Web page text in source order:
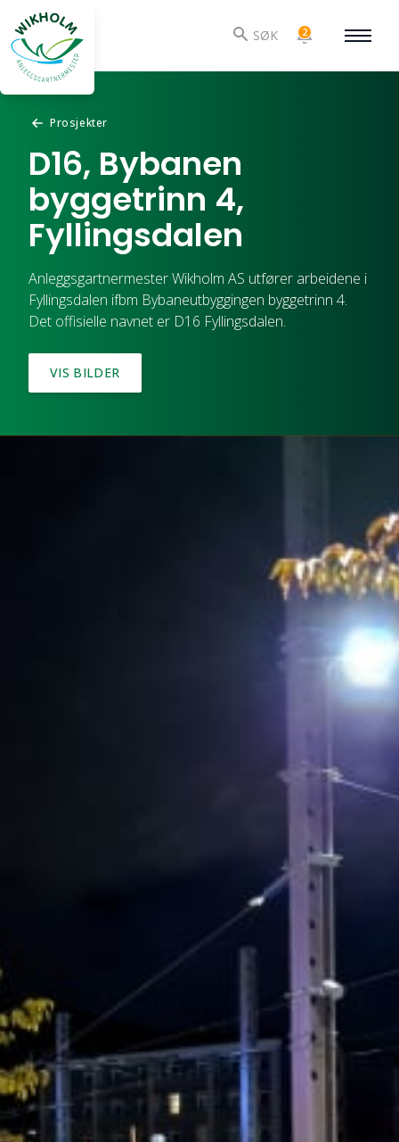
SØK 2
Prosjekter
D16, Bybanen
byggetrinn 4,
Fyllingsdalen
Anleggsgartnermester Wikholm AS utfører arbeidene i
Fyllingsdalen ifbm Bybaneutbyggingen byggetrinn 4.
Det offisielle navnet er D16 Fyllingsdalen.
VIS BILDER